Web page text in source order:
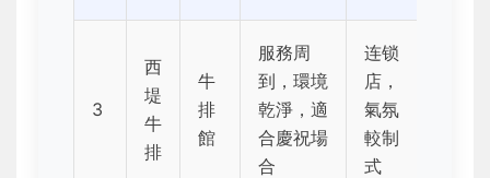
3
西
堤
牛
排
牛
排
館
服務周
到，環境
乾淨，適
合慶祝場
合
连锁
店，
氣氛
較制
式